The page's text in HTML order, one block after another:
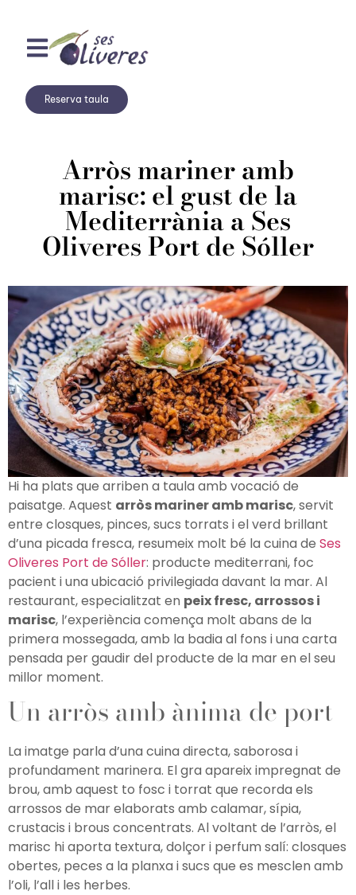
Reserva taula
Arròs mariner amb
marisc: el gust de la
Mediterrània a Ses
Oliveres Port de Sóller
Hi ha plats que arriben a taula amb vocació de
paisatge. Aquest arròs mariner amb marisc, servit
entre closques, pinces, sucs torrats i el verd brillant
d’una picada fresca, resumeix molt bé la cuina de Ses
Oliveres Port de Sóller: producte mediterrani, foc
pacient i una ubicació privilegiada davant la mar. Al
restaurant, especialitzat en peix fresc, arrossos i
marisc, l’experiència comença molt abans de la
primera mossegada, amb la badia al fons i una carta
pensada per gaudir del producte de la mar en el seu
millor moment.
Un arròs amb ànima de port
La imatge parla d’una cuina directa, saborosa i
profundament marinera. El gra apareix impregnat de
brou, amb aquest to fosc i torrat que recorda els
arrossos de mar elaborats amb calamar, sípia,
crustacis i brous concentrats. Al voltant de l’arròs, el
marisc hi aporta textura, dolçor i perfum salí: closques
obertes, peces a la planxa i sucs que es mesclen amb
l’oli, l’all i les herbes.